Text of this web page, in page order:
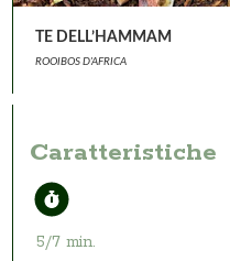
TE DELL’HAMMAM
ROOIBOS D'AFRICA
Caratteristiche
5/7 min.